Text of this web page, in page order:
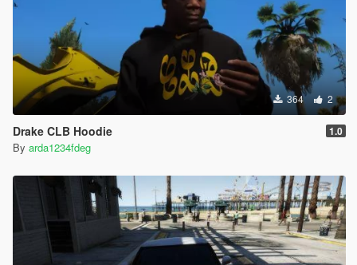
364 2
Drake CLB Hoodie 1.0
By arda1234fdeg